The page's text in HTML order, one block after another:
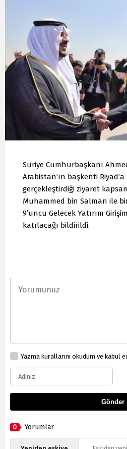
Suriye Cumhurbaşkanı
Arabistan’ın başkenti Riyad’a
gerçekleştirdiği ziyaret
Muhammed bin Salman ile
9’uncu Gelecek Yatırım
katılacağı bildirildi.
Yazma kurallarını okudum ve kabul
Gönder
0 Yorumlar